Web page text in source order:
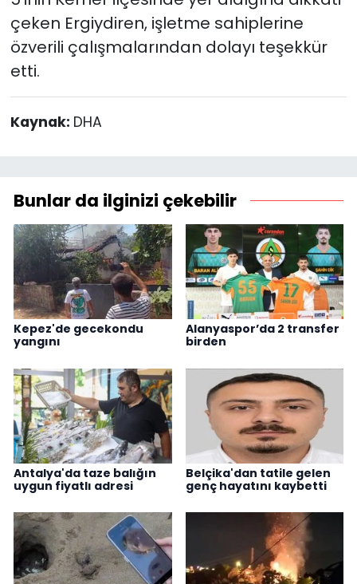
çeken Ergiydiren, işletme sahiplerine
özverili çalışmalarından dolayı teşekkür
etti.
Kaynak: DHA
Bunlar da ilginizi çekebilir
Kepez'de gecekondu
yangını
Alanyaspor’da 2 transfer
birden
Antalya'da taze balığın
uygun fiyatlı adresi
Belçika'dan tatile gelen
genç hayatını kaybetti